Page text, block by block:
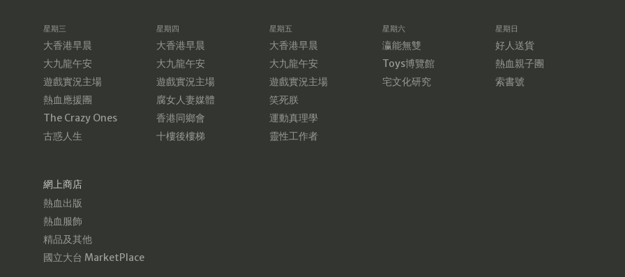
星期三
大香港早晨
大九龍午安
遊戲實況主場
熱血應援團
The Crazy Ones
古惑人生
星期四
大香港早晨
大九龍午安
遊戲實況主場
腐女人妻媒體
香港同鄉會
十樓後樓梯
星期五
大香港早晨
大九龍午安
遊戲實況主場
笑死朕
運動真理學
靈性工作者
星期六
瀛能無雙
Toys博覽館
宅文化研究
星期日
好人送貨
熱血親子團
索書號
網上商店
熱血出版
熱血服飾
精品及其他
國立大台 MarketPlace